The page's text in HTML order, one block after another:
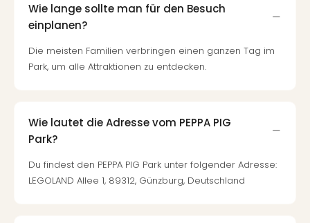
Wie lange sollte man für den Besuch
einplanen?
Die meisten Familien verbringen einen ganzen Tag im
Park, um alle Attraktionen zu entdecken.
Wie lautet die Adresse vom PEPPA PIG
Park?
Du findest den PEPPA PIG Park unter folgender Adresse:
LEGOLAND Allee 1, 89312, Günzburg, Deutschland